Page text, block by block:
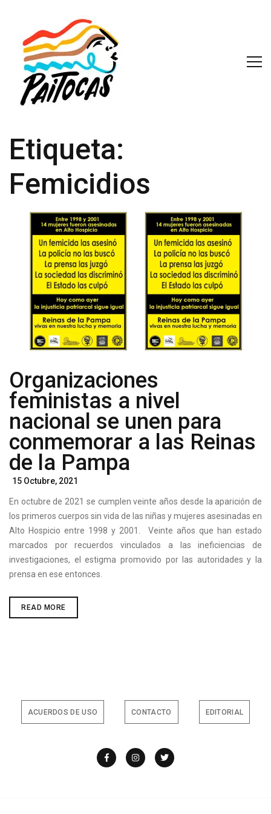
Etiqueta:
Femicidios
Organizaciones
feministas a nivel
nacional se unen para
conmemorar a las Reinas
de la Pampa
Posted
15 Octubre, 2021
En octubre de 2021 se cumplen veinte años desde la aparición de
los primeros cuerpos sin vida de las niñas y mujeres asesinadas en
Alto Hospicio entre 1998 y 2001. Veinte años que han estado
marcados por recuerdos vinculados a las ineficiencias de
investigaciones, el estigma promovido por las autoridades y la
prensa en ese entonces.
READ MOREORGANIZACIONES
FEMINISTAS
REINAS
DE
LA
PAMPA
ACUERDOS DE USO CONTACTO EDITORIAL